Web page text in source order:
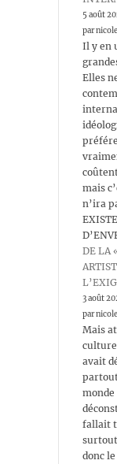
5 août
par
Il y en
Elles
mais
n’ira
DE LA
3 août
par
Mais
avait
monde
fallait
donc